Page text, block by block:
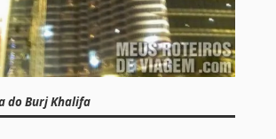
do Burj Khalifa